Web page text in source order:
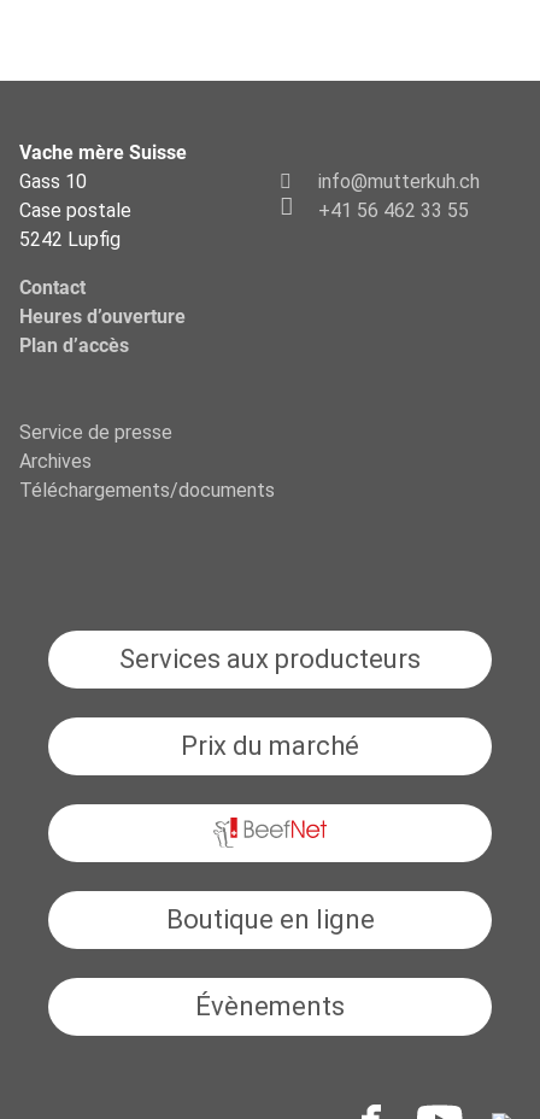
Vache mère Suisse
Gass 10
Case postale
5242 Lupfig
info@mutterkuh.ch
+41 56 462 33 55
Contact
Heures d’ouverture
Plan d’accès
Service de presse
Archives
Téléchargements/documents
Services aux producteurs
Prix du marché
Boutique en ligne
Évènements